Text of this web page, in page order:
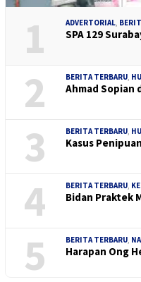
1 ADVERTORIAL
SPA 129
2 BERITA TERBARU
Ahmad Sopian
3 BERITA TERBARU
Kasus
4 BERITA TERBARU
Bidan Praktek
5 BERITA TERBARU
Harapan Ong